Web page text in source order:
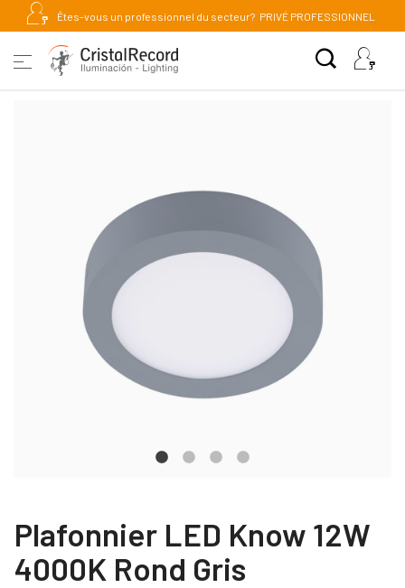
Êtes-vous un professionnel du secteur? PRIVÉ PROFESSIONNEL
Plafonnier LED Know 12W
4000K Rond Gris